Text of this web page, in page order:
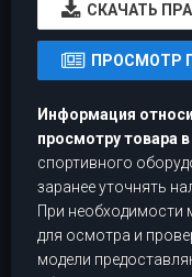
CКАЧАТЬ
ПРОСМОТР
Информация
просмотру товара
спортивного
заранее уточнять
При необходимости
для осмотра и
модели